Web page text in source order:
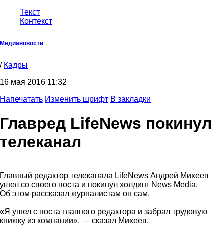
Текст
Контекст
Медиановости
/ Кадры
16 мая 2016 11:32
Напечатать Изменить шрифт В закладки
Главред LifeNews покинул
телеканал
Главный редактор телеканала LifeNews Андрей Михеев
ушел со своего поста и покинул холдинг News Media.
Об этом рассказал журналистам он сам.
«Я ушел с поста главного редактора и забрал трудовую
книжку из компании», — сказал Михеев.